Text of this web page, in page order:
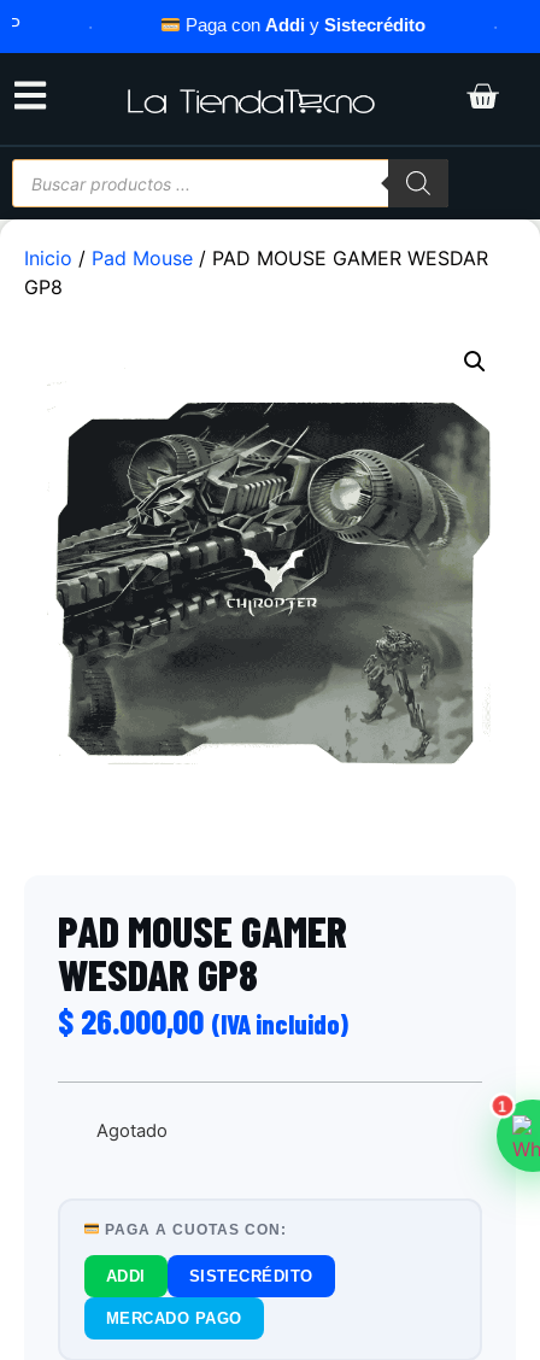
Paga conAddiySistecrédito
Inicio / Pad Mouse / PAD MOUSE GAMER WESDAR
GP8
PAD MOUSE GAMER
WESDAR GP8
$ 26.000,00 (IVA incluido)
Agotado
PAGA A CUOTAS CON:
ADDI SISTECRÉDITO
MERCADO PAGO
1